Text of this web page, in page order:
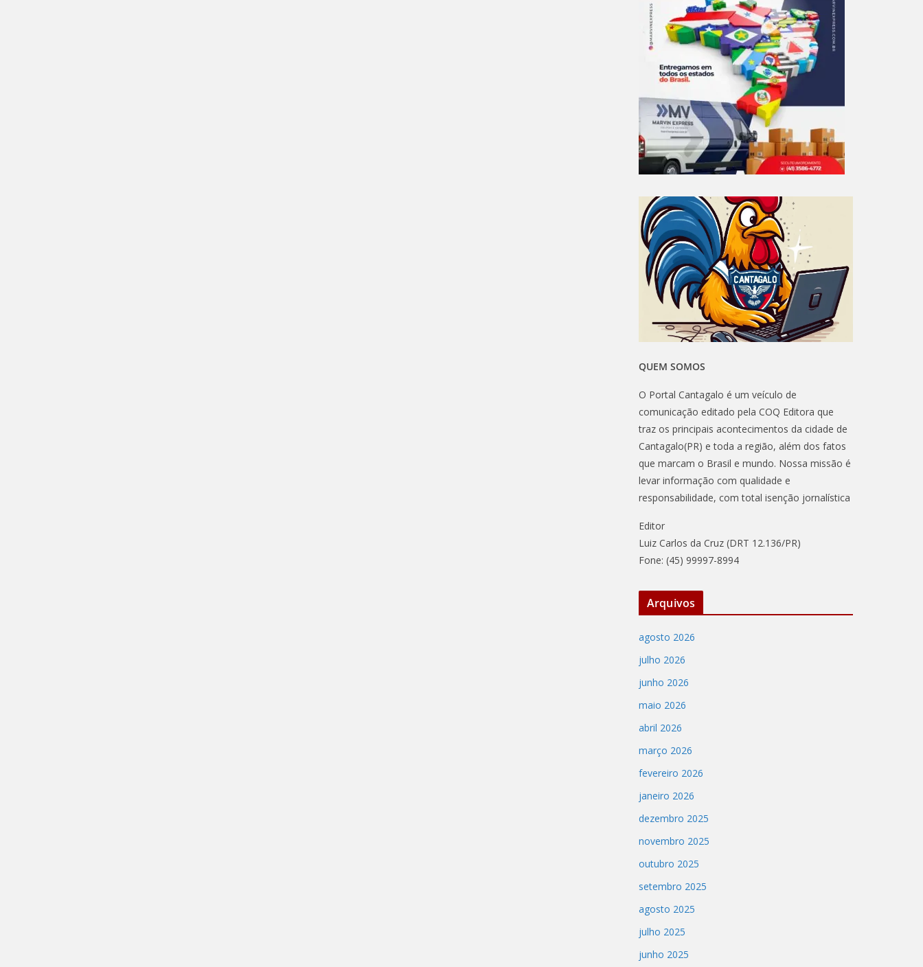
QUEM SOMOS
O Portal Cantagalo é um veículo de
comunicação editado pela COQ Editora que
traz os principais acontecimentos da cidade de
Cantagalo(PR) e toda a região, além dos fatos
que marcam o Brasil e mundo. Nossa missão é
levar informação com qualidade e
responsabilidade, com total isenção jornalística
Editor
Luiz Carlos da Cruz (DRT 12.136/PR)
Fone: (45) 99997-8994
Arquivos
agosto 2026
julho 2026
junho 2026
maio 2026
abril 2026
março 2026
fevereiro 2026
janeiro 2026
dezembro 2025
novembro 2025
outubro 2025
setembro 2025
agosto 2025
julho 2025
junho 2025